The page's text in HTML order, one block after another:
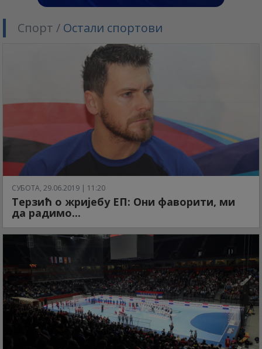
Спорт / Остали спортови
СУБОТА, 29.06.2019 | 11:20
Терзић о жријебу ЕП: Они фаворити, ми
да радимо...